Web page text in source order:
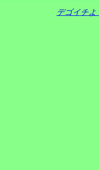
デゴイチよ